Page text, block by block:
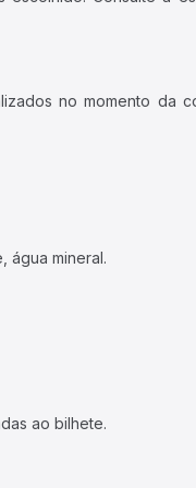
no momento da
água mineral.
ao bilhete.